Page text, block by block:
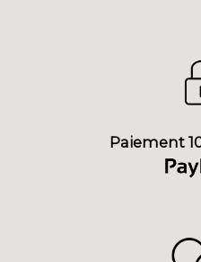
Paiement